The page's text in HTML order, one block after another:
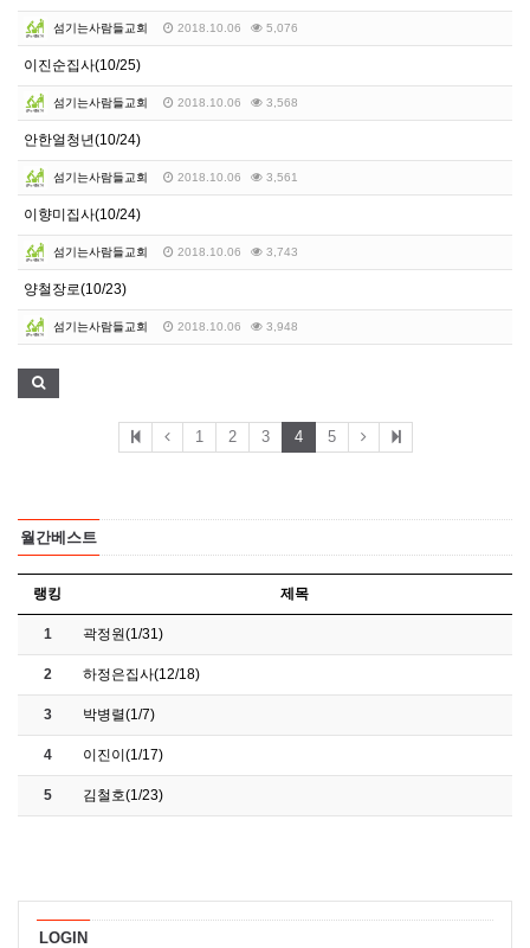
섬기는사람들교회 2018.10.06 5,076
이진순집사(10/25)
섬기는사람들교회 2018.10.06 3,568
안한얼청년(10/24)
섬기는사람들교회 2018.10.06 3,561
이향미집사(10/24)
섬기는사람들교회 2018.10.06 3,743
양철장로(10/23)
섬기는사람들교회 2018.10.06 3,948
1 2 3 4 5
월간베스트
랭킹 제목
1 곽정원(1/31)
2 하정은집사(12/18)
3 박병렬(1/7)
4 이진이(1/17)
5 김철호(1/23)
LOGIN